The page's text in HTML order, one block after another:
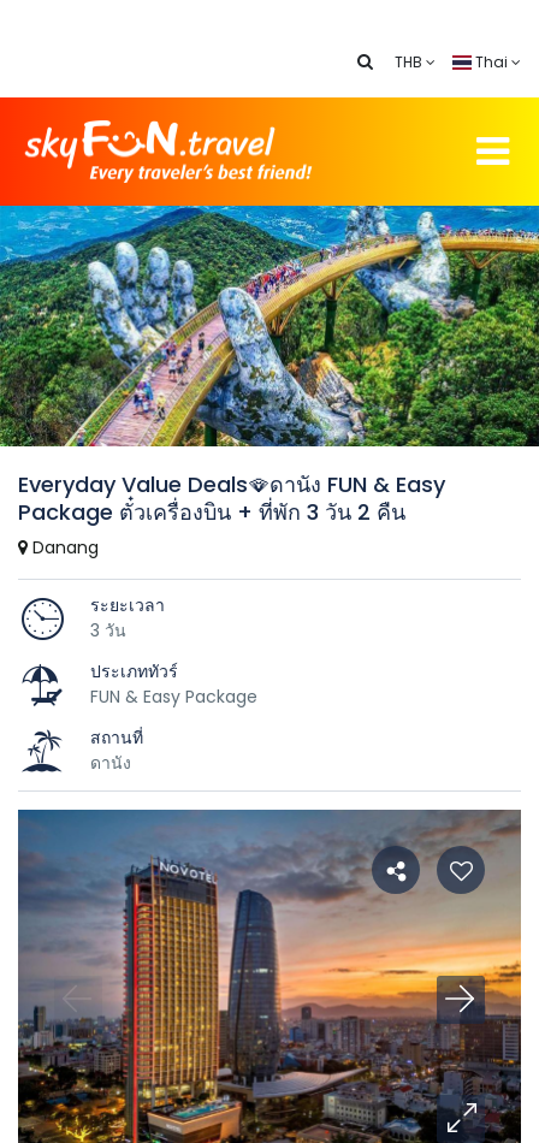
THB Thai
Everyday Value Deals🪭ดานัง FUN & Easy
Package ตั๋วเครื่องบิน + ที่พัก 3 วัน 2 คืน
Danang
ระยะเวลา
3 วัน
ประเภททัวร์
FUN & Easy Package
สถานที่
ดานัง